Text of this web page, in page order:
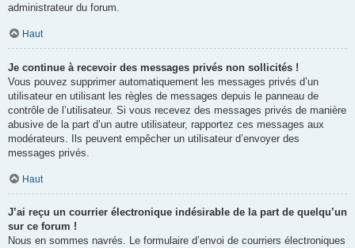
administrateur du forum.
Haut
Je continue à recevoir des messages privés non sollicités !
Vous pouvez supprimer automatiquement les messages privés d’un
utilisateur en utilisant les règles de messages depuis le panneau de
contrôle de l’utilisateur. Si vous recevez des messages privés de manière
abusive de la part d’un autre utilisateur, rapportez ces messages aux
modérateurs. Ils peuvent empêcher un utilisateur d’envoyer des
messages privés.
Haut
J’ai reçu un courrier électronique indésirable de la part de quelqu’un
sur ce forum !
Nous en sommes navrés. Le formulaire d’envoi de courriers électroniques